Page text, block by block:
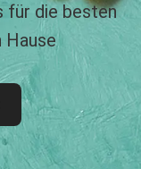
die besten
Hause